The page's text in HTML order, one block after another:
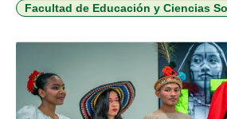
liderar procesos educativos y generar
entornos. El punto clave es […]
Facultad de Educación y Ciencias